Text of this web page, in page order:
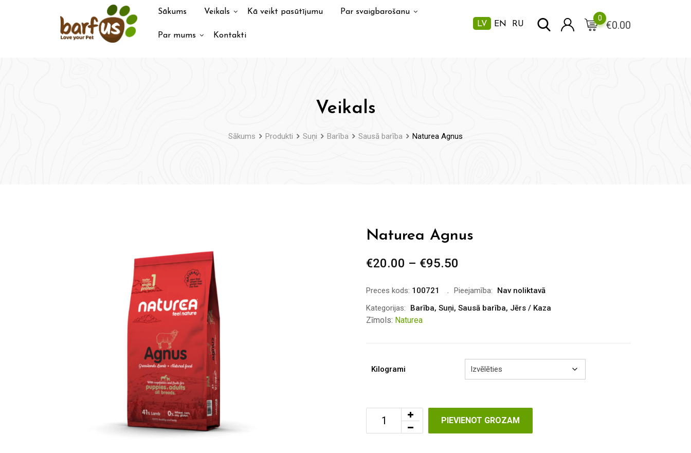
Sākums Veikals Kā veikt pasūtījumu Par svaigbarošanu
Par mums Kontakti
LV EN RU €0.00
0
Veikals
Sākums Produkti Suņi Barība Sausā barība Naturea Agnus
Naturea Agnus
€20.00 – €95.50
€20.00
through
Preces kods: 100721 Pieejamība:
Nav noliktavā
Kategorijas:
Barība, Suņi, Sausā barība, Jērs / Kaza
Zīmols: Naturea
Kilogrami
PIEVIENOT GROZAM